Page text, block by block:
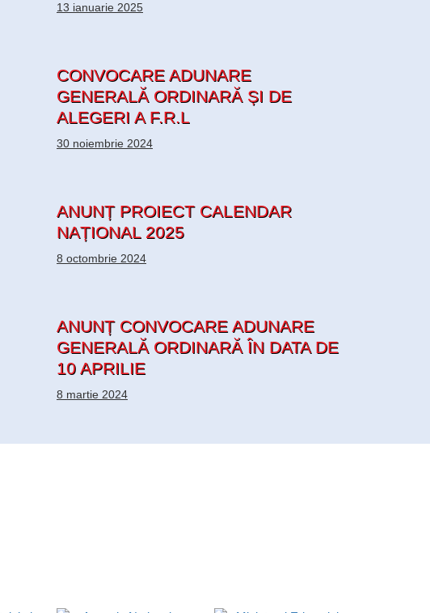
13 ianuarie 2025
CONVOCARE ADUNARE
GENERALĂ ORDINARĂ ȘI DE
ALEGERI A F.R.L
30 noiembrie 2024
ANUNȚ PROIECT CALENDAR
NAȚIONAL 2025
8 octombrie 2024
ANUNȚ CONVOCARE ADUNARE
GENERALĂ ORDINARĂ ÎN DATA DE
10 APRILIE
8 martie 2024